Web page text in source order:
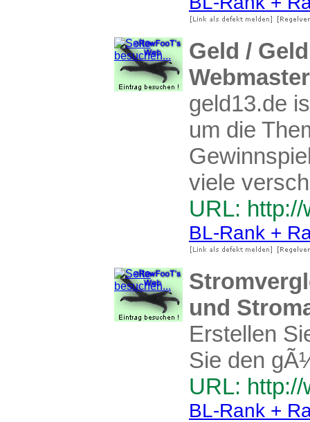
Geld /
geld13.de
um die
viele
URL:
BL-Rank +
und
Erstellen
Sie den
URL:
BL-Rank +